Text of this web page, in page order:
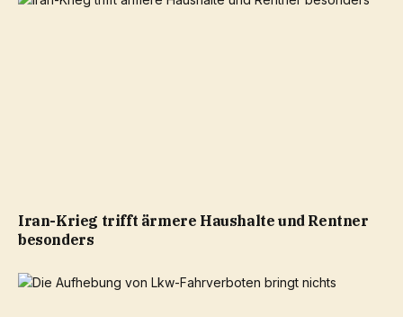
Iran-Krieg trifft ärmere Haushalte und Rentner
besonders